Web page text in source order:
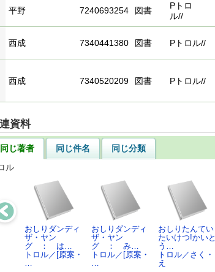
平野 7240693254 図書
Pトロ
ル//
西成 7340441380 図書 Pトロル//
西成 7340520209 図書 Pトロル//
資料
同じ著者 同じ件名
同じ分類
ル
おしりダンディ
ザ・ヤン
グ ： は…
トロル／[原案・
…
おしりダンディ
ザ・ヤン
グ ： み…
トロル／[原案・
…
おしりたんてい
たいけつ!かいと
う…
トロル／さく・
え